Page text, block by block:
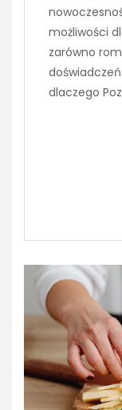
możliwości
zarówno
dlaczego